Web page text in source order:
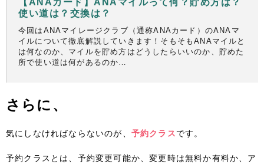
使い道は？交換は？
今回はANAマイレージクラブ（通称ANAカード）のANAマ
イルについて徹底解説していきます！そもそもANAマイルと
は何なのか、マイルを貯め方はどうしたらいいのか、貯めた
所で使い道は何があるのか…
さらに、
気にしなければならないのが、 予約クラスです。
予約クラスとは、予約変更可能か、変更時は無料か有料か、ア